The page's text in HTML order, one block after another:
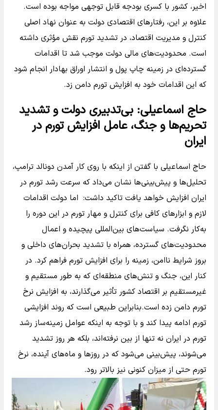
اخیر، کشور با کسری بودجه قابل توجهی مواجه بوده است.
علاوه بر این، رفتارهای اقتصادی دولت به عنوان نهاد اصلی
کنترل و مدیریت اقتصاد، در تشدید تورم نقش مؤثری داشته
است. محدودیت‌های مالی دولت موجب شد تا اقدامات
گسترده‌ای در زمینه چاپ پول و انتشار اوراق بهادار انجام شود
که این اقدامات خود به افزایش تورم دامن زد.
حاج اسماعیلی: بی‌تدبیری دولت و تشدید
تحریم‌ها و جنگ، عامل افزایش تورم در
ایران
حاج اسماعیلی با گفتن از اینکه با روی کار آمدن دونالد ترامپ،
تحلیل‌ها و پیش‌بینی‌ها نشان می‌داد که سرعت رشد تورم در
ایران افزایش خواهد یافت تاکید داشت: اما دولت اقدامات
لازم و ابزارهای کافی برای کنترل و مهار تورم در این دوره را
به‌کار نگرفت. سیاست‌های بین‌المللی پیچیده و اعمال
محدودیت‌های گسترده، همراه با تشدید بحران‌های داخلی و
بروز شرایط ناامن، زمینه را برای افزایش تورم فراهم کرد. در
کنار این، جنگ و تنش‌های منطقه‌ای که به طور مستقیم و
غیرمستقیم بر اقتصاد کشور تأثیر می‌گذارند، به افزایش نرخ
تورم دامن زده است.بنابراین طبیعی است که روند افزایشی
تورم ادامه پیدا کند و با توجه به اینکه عوامل زمینه‌ساز رشد
تورم در ایران نه تنها از بین نرفته‌اند، بلکه هر روز تشدید
می‌شوند، پیش‌بینی می‌شود که در روزها و ماه‌های آینده، نرخ
تورم حتی از میزان کنونی نیز بالاتر رود.